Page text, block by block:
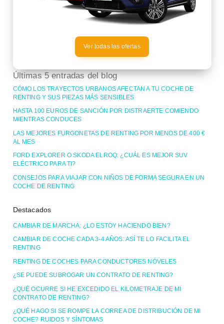
Ver todas las ofertas
Últimas 5 entradas del blog
CÓMO LOS TRAYECTOS URBANOS AFECTAN A TU COCHE DE
RENTING Y SUS PIEZAS MÁS SENSIBLES
HASTA 100 EUROS DE SANCIÓN POR DISTRAERTE COMIENDO
MIENTRAS CONDUCES
LAS MEJORES FURGONETAS DE RENTING POR MENOS DE 400 €
AL MES
FORD EXPLORER O SKODA ELROQ: ¿CUÁL ES MEJOR SUV
ELÉCTRICO PARA TI?
CONSEJOS PARA VIAJAR CON NIÑOS DE FORMA SEGURA EN UN
COCHE DE RENTING
Destacados
CAMBIAR DE MARCHA: ¿LO ESTOY HACIENDO BIEN?
CAMBIAR DE COCHE CADA 3-4 AÑOS: ASÍ TE LO FACILITA EL
RENTING
RENTING DE COCHES PARA CONDUCTORES NÓVELES
¿SE PUEDE SUBROGAR UN CONTRATO DE RENTING?
¿QUÉ OCURRE SI HE EXCEDIDO EL KILOMETRAJE DE MI
CONTRATO DE RENTING?
¿QUÉ HAGO SI SE ROMPE LA CORREA DE DISTRIBUCIÓN DE MI
COCHE? RUIDOS Y SÍNTOMAS